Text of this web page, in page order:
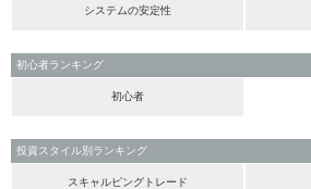
システムの安定性
初心者ランキング
初心者
投資スタイル別ランキング
スキャルピングトレード